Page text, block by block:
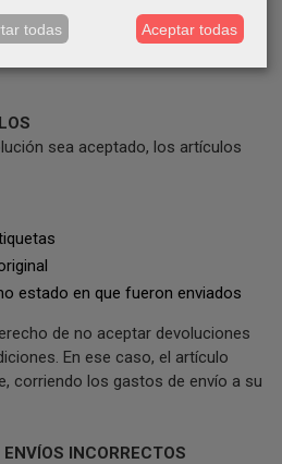
del pedido.
aceptar cambios ni
de incidencia imputable al
sea aceptado, los artículos
estado en que fueron enviados
de no aceptar devoluciones
En ese caso, el artículo
corriendo los gastos de envío a su
INCORRECTOS
todas Aceptar todas